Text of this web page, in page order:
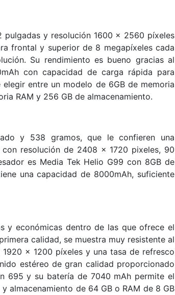
pulgadas y resolución 1600 x 2560 píxeles
frontal y superior de 8 megapíxeles cada
Su rendimiento es bueno gracias al
con capacidad de carga rápida para
entre un modelo de 6GB de memoria
RAM y 256 GB de almacenamiento.
y 538 gramos, que le confieren una
con resolución de 2408 x 1720 pixeles, 90
es Media Tek Helio G99 con 8GB de
una capacidad de 8000mAh, suficiente
y económicas dentro de las que ofrece el
calidad, se muestra muy resistente al
x 1200 píxeles y una tasa de refresco
estéreo de gran calidad proporcionado
695 y su batería de 7040 mAh permite el
almacenamiento de 64 GB o RAM de 8 GB